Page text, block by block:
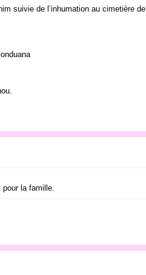
suivie de l’inhumation au cimetière de
pour la famille.